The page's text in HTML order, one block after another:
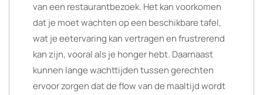
van een restaurantbezoek. Het kan voorkomen
dat je moet wachten op een beschikbare tafel,
wat je eetervaring kan vertragen en frustrerend
kan zijn, vooral als je honger hebt. Daarnaast
kunnen lange wachttijden tussen gerechten
ervoor zorgen dat de flow van de maaltijd wordt